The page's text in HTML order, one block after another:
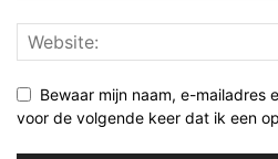
Bewaar mijn naam, e-mailadres
voor de volgende keer dat ik een